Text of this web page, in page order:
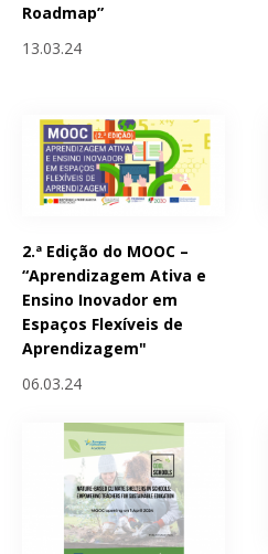
Roadmap”
13.03.24
2.ª Edição do MOOC –
“Aprendizagem Ativa e
Ensino Inovador em
Espaços Flexíveis de
Aprendizagem"
06.03.24